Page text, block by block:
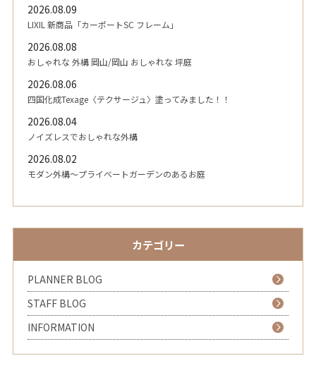
2026.08.09
LIXIL 新商品「カーポートSC フレーム」
2026.08.08
おしゃれな 外構 岡山/岡山 おしゃれな 坪庭
2026.08.06
四国化成Texage〈テクサージュ〉塗ってみました！！
2026.08.04
ノイズレスでおしゃれな外構
2026.08.02
モダン外構～プライベートガーデンのあるお庭
カテゴリー
PLANNER BLOG
STAFF BLOG
INFORMATION